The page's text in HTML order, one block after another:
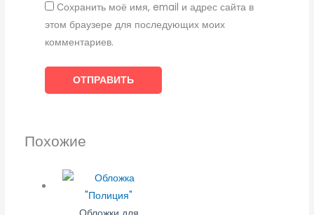
Сохранить моё имя, email и адрес сайта в
этом браузере для последующих моих
комментариев.
Похожие